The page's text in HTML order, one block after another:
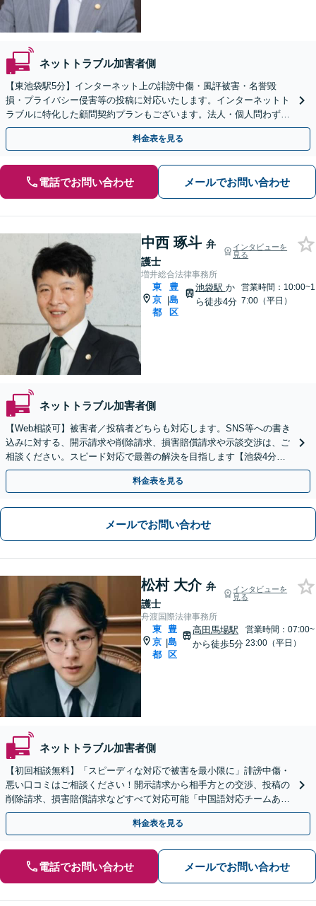
ネットトラブル加害者側
【東池袋駅5分】インターネット上の誹謗中傷・風評被害・名誉毀
損・プライバシー侵害等の投稿に対応いたします。インターネットト
ラブルに特化した顧問契約プランもございます。法人・個人問わずお
気軽にご相談下さい。【オンライン相談可】【全国対応】
料金表を見る
電話でお問い合わせ メールでお問い合わせ
中西 琢斗 弁
護士
インタビューを
見る
増井総合法律事務所
東
京
都
|
豊
島
区
池袋駅 か
ら徒歩4分
営業時間：10:00~1
7:00（平日）
ネットトラブル加害者側
【Web相談可】被害者／投稿者どちらも対応します。SNS等への書き
込みに対する、開示請求や削除請求、損害賠償請求や示談交渉は、ご
相談ください。スピード対応で最善の解決を目指します【池袋4分】
企業の書き込み被害のご相談にも対応
料金表を見る
メールでお問い合わせ
松村 大介 弁
護士
インタビューを
見る
舟渡国際法律事務所
東
京
都
|
豊
島
区
高田馬場駅
から徒歩5分
営業時間：07:00~
23:00（平日）
ネットトラブル加害者側
【初回相談無料】「スピーディな対応で被害を最小限に」誹謗中傷・
悪い口コミはご相談ください！開示請求から相手方との交渉、投稿の
削除請求、損害賠償請求などすべて対応可能「中国語対応チームあ
り」【個人・法人問わず対応可】【休日・夜間相談可】
料金表を見る
電話でお問い合わせ メールでお問い合わせ